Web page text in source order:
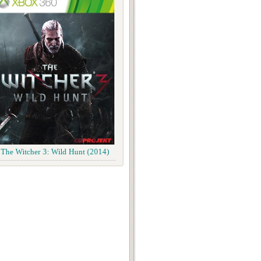
The Witcher 3: Wild Hunt (2014)